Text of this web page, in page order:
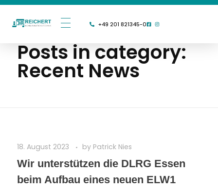
+49 201 821345-0
Posts in category:
Recent News
18. August 2023 by Patrick Nies
Wir unterstützen die DLRG Essen
beim Aufbau eines neuen ELW1